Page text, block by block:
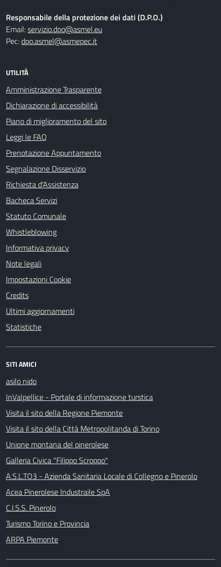
Responsabile della protezione dei dati (D.P.O.)
Email:servizio.dpo@asmel.eu
Pec:dpo.asmel@asmepec.it
UTILITÀ
Amministrazione Trasparente
Dichiarazione di accessibilità
Piano di miglioramento del sito
Leggi le FAQ
Prenotazione Appuntamento
Segnalazione Disservizio
Richiesta d'Assistenza
Bacheca Servizi
Statuto Comunale
Whistleblowing
Informativa privacy
Note legali
Impostazioni Cookie
Credits
Ultimi aggiornamenti
Statistiche
SITI AMICI
asilo nido
InValpellice - Portale di informazione turstica
Visita il sito della Regione Piemonte
Visita il sito della Città Metropolitanda di Torino
Unione montana del pinerolese
Galleria Civica "Filippo Scroppo"
A.S.L.TO3 - Azienda Sanitaria Locale di Collegno e Pinerolo
Acea Pinerolese Industraile SpA
C.I.S.S. Pinerolo
Turismo Torino e Provincia
ARPA Piemonte